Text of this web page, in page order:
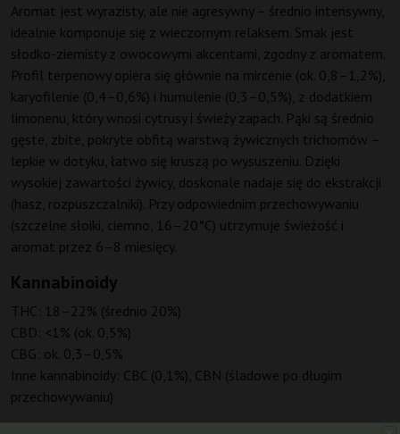
Aromat jest wyrazisty, ale nie agresywny – średnio intensywny,
idealnie komponuje się z wieczornym relaksem. Smak jest
słodko-ziemisty z owocowymi akcentami, zgodny z aromatem.
Profil terpenowy opiera się głównie na mircenie (ok. 0,8–1,2%),
karyofilenie (0,4–0,6%) i humulenie (0,3–0,5%), z dodatkiem
limonenu, który wnosi cytrusy i świeży zapach. Pąki są średnio
gęste, zbite, pokryte obfitą warstwą żywicznych trichomów –
lepkie w dotyku, łatwo się kruszą po wysuszeniu. Dzięki
wysokiej zawartości żywicy, doskonale nadaje się do ekstrakcji
(hasz, rozpuszczalniki). Przy odpowiednim przechowywaniu
(szczelne słoiki, ciemno, 16–20°C) utrzymuje świeżość i
aromat przez 6–8 miesięcy.
Kannabinoidy
THC: 18–22% (średnio 20%)
CBD: <1% (ok. 0,5%)
CBG: ok. 0,3–0,5%
Inne kannabinoidy: CBC (0,1%), CBN (śladowe po długim
przechowywaniu)